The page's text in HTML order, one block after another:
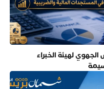
لهيئة الخبراء